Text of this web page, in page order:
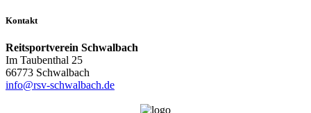
Kontakt
Reitsportverein Schwalbach
Im Taubenthal 25
66773 Schwalbach
info@rsv-schwalbach.de